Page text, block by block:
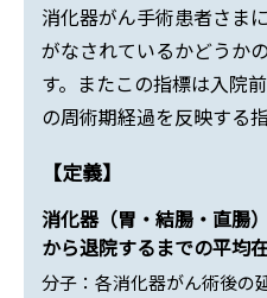
消化器がん手術患者さま
がなされているかどうか
す。またこの指標は入院
の周術期経過を反映する
【定義】
消化器（胃・結腸・直腸
から退院するまでの平均
分子：各消化器がん術後の